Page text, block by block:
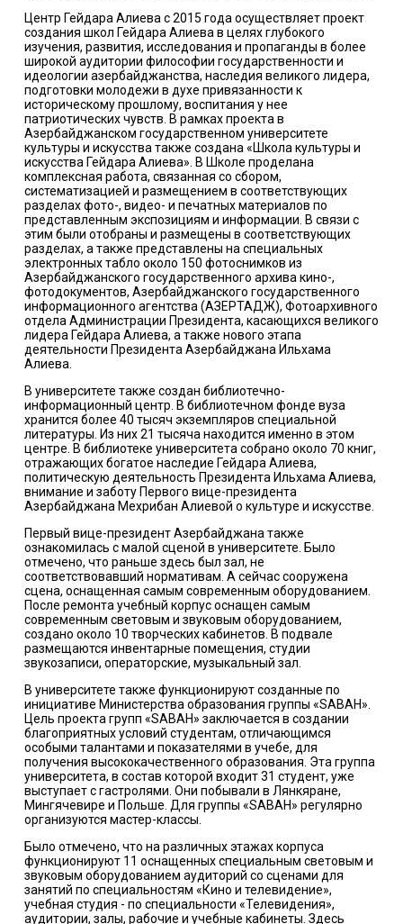
Центр Гейдара Алиева с 2015 года осуществляет проект
создания школ Гейдара Алиева в целях глубокого
изучения, развития, исследования и пропаганды в более
широкой аудитории философии государственности и
идеологии азербайджанства, наследия великого лидера,
подготовки молодежи в духе привязанности к
историческому прошлому, воспитания у нее
патриотических чувств. В рамках проекта в
Азербайджанском государственном университете
культуры и искусства также создана «Школа культуры и
искусства Гейдара Алиева». В Школе проделана
комплексная работа, связанная со сбором,
систематизацией и размещением в соответствующих
разделах фото-, видео- и печатных материалов по
представленным экспозициям и информации. В связи с
этим были отобраны и размещены в соответствующих
разделах, а также представлены на специальных
электронных табло около 150 фотоснимков из
Азербайджанского государственного архива кино-,
фотодокументов, Азербайджанского государственного
информационного агентства (АЗЕРТАДЖ), Фотоархивного
отдела Администрации Президента, касающихся великого
лидера Гейдара Алиева, а также нового этапа
деятельности Президента Азербайджана Ильхама
Алиева.
В университете также создан библиотечно-
информационный центр. В библиотечном фонде вуза
хранится более 40 тысяч экземпляров специальной
литературы. Из них 21 тысяча находится именно в этом
центре. В библиотеке университета собрано около 70 книг,
отражающих богатое наследие Гейдара Алиева,
политическую деятельность Президента Ильхама Алиева,
внимание и заботу Первого вице-президента
Азербайджана Мехрибан Алиевой о культуре и искусстве.
Первый вице-президент Азербайджана также
ознакомилась с малой сценой в университете. Было
отмечено, что раньше здесь был зал, не
соответствовавший нормативам. А сейчас сооружена
сцена, оснащенная самым современным оборудованием.
После ремонта учебный корпус оснащен самым
современным световым и звуковым оборудованием,
создано около 10 творческих кабинетов. В подвале
размещаются инвентарные помещения, студии
звукозаписи, операторские, музыкальный зал.
В университете также функционируют созданные по
инициативе Министерства образования группы «SABAH».
Цель проекта групп «SABAH» заключается в создании
благоприятных условий студентам, отличающимся
особыми талантами и показателями в учебе, для
получения высококачественного образования. Эта группа
университета, в состав которой входит 31 студент, уже
выступает с гастролями. Они побывали в Лянкяране,
Мингячевире и Польше. Для группы «SABAH» регулярно
организуются мастер-классы.
Было отмечено, что на различных этажах корпуса
функционируют 11 оснащенных специальным световым и
звуковым оборудованием аудиторий со сценами для
занятий по специальностям «Кино и телевидение»,
учебная студия - по специальности «Телевидения»,
аудитории, залы, рабочие и учебные кабинеты. Здесь